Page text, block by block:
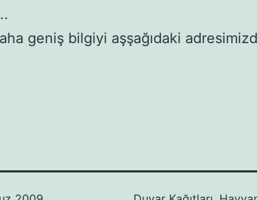
geniş bilgiyi aşşağıdaki